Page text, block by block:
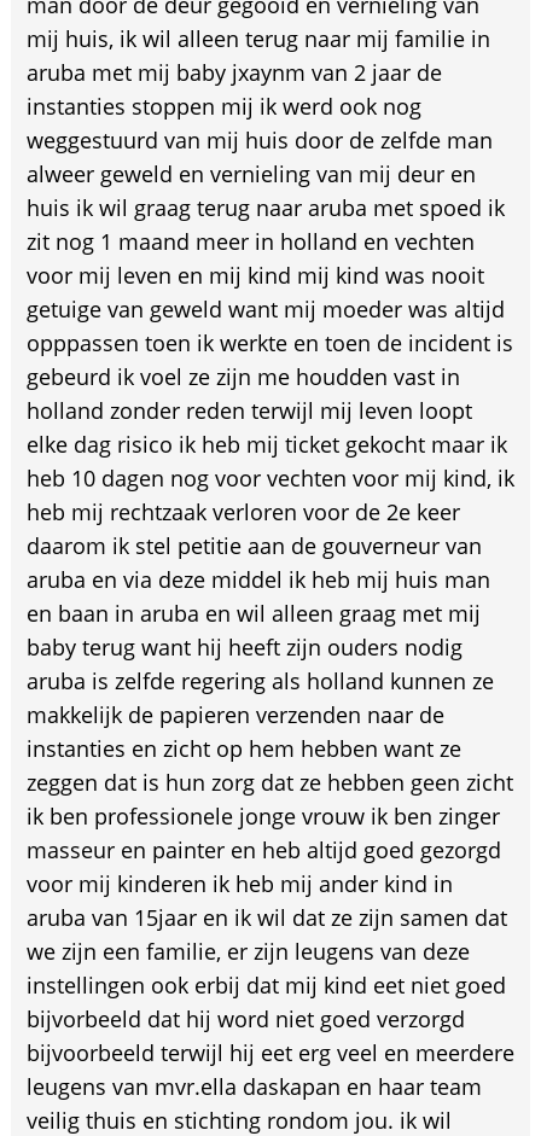
mij huis, ik wil alleen terug naar mij familie in
aruba met mij baby jxaynm van 2 jaar de
instanties stoppen mij ik werd ook nog
weggestuurd van mij huis door de zelfde man
alweer geweld en vernieling van mij deur en
huis ik wil graag terug naar aruba met spoed ik
zit nog 1 maand meer in holland en vechten
voor mij leven en mij kind mij kind was nooit
getuige van geweld want mij moeder was altijd
opppassen toen ik werkte en toen de incident is
gebeurd ik voel ze zijn me houdden vast in
holland zonder reden terwijl mij leven loopt
elke dag risico ik heb mij ticket gekocht maar ik
heb 10 dagen nog voor vechten voor mij kind, ik
heb mij rechtzaak verloren voor de 2e keer
daarom ik stel petitie aan de gouverneur van
aruba en via deze middel ik heb mij huis man
en baan in aruba en wil alleen graag met mij
baby terug want hij heeft zijn ouders nodig
aruba is zelfde regering als holland kunnen ze
makkelijk de papieren verzenden naar de
instanties en zicht op hem hebben want ze
zeggen dat is hun zorg dat ze hebben geen zicht
ik ben professionele jonge vrouw ik ben zinger
masseur en painter en heb altijd goed gezorgd
voor mij kinderen ik heb mij ander kind in
aruba van 15jaar en ik wil dat ze zijn samen dat
we zijn een familie, er zijn leugens van deze
instellingen ook erbij dat mij kind eet niet goed
bijvorbeeld dat hij word niet goed verzorgd
bijvoorbeeld terwijl hij eet erg veel en meerdere
leugens van mvr.ella daskapan en haar team
veilig thuis en stichting rondom jou. ik wil